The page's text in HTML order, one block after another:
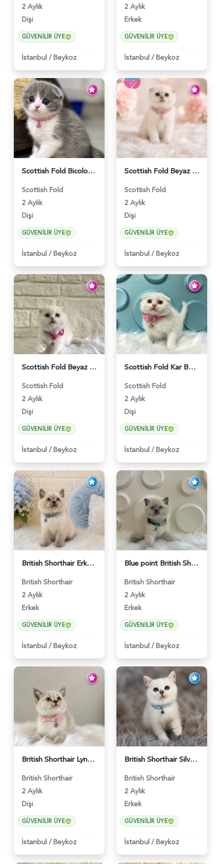
2 Aylık
Dişi
GÜVENILIR ÜYE
İstanbul / Beykoz
2 Aylık
Erkek
GÜVENILIR ÜYE
İstanbul / Beykoz
Scottish Fold Bicolor Lilac Dişi - 6014
Scottish Fold
2 Aylık
Dişi
GÜVENILIR ÜYE
İstanbul / Beykoz
Scottish Fold Beyaz Güzellik 2 Aylık - 4690
Scottish Fold
2 Aylık
Dişi
GÜVENILIR ÜYE
İstanbul / Beykoz
Scottish Fold Beyaz Dişi Baby Face 2 Aylık - 3704
Scottish Fold
2 Aylık
Dişi
GÜVENILIR ÜYE
İstanbul / Beykoz
Scottish Fold Kar Beyazı Dişi 2 Aylık - 2980
Scottish Fold
2 Aylık
Dişi
GÜVENILIR ÜYE
İstanbul / Beykoz
British Shorthair Erkek Bluepoint 2 Aylık - 4448
British Shorthair
2 Aylık
Erkek
GÜVENILIR ÜYE
İstanbul / Beykoz
Blue point British Shorthair Kedim 2 Aylık - 4132
British Shorthair
2 Aylık
Erkek
GÜVENILIR ÜYE
İstanbul / Beykoz
British Shorthair Lynx Point Dişi Yavrumuz Yuva Arıyor - 5148
British Shorthair
2 Aylık
Dişi
GÜVENILIR ÜYE
İstanbul / Beykoz
British Shorthair Silver Point Erkek 2 Aylık - 6122
British Shorthair
2 Aylık
Erkek
GÜVENILIR ÜYE
İstanbul / Beykoz